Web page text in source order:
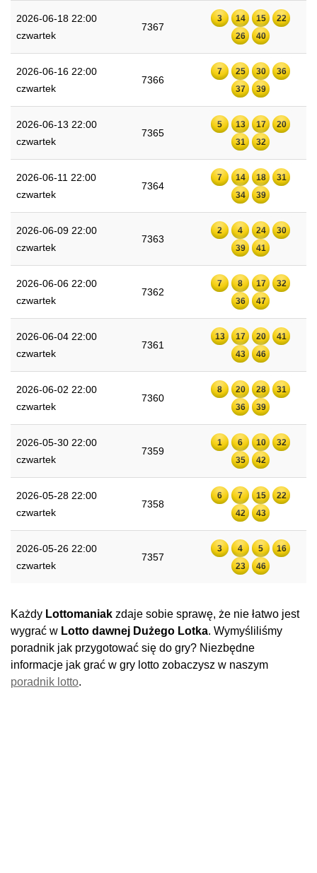
2026-06-18 22:00
czwartek
7367
3 14 15
22
26
40
2026-06-16 22:00
czwartek
7366
7 25 30
36
37
39
2026-06-13 22:00
czwartek
7365
5 13 17
20
31
32
2026-06-11 22:00
czwartek
7364
7 14 18
31
34
39
2026-06-09 22:00
czwartek
7363
2 4 24
30
39
41
2026-06-06 22:00
czwartek
7362
7 8 17
32
36
47
2026-06-04 22:00
czwartek
7361
13 17 20
41
43
46
2026-06-02 22:00
czwartek
7360
8 20 28
31
36
39
2026-05-30 22:00
czwartek
7359
1 6 10
32
35
42
2026-05-28 22:00
czwartek
7358
6 7 15
22
42
43
2026-05-26 22:00
czwartek
7357
3 4 5
16
23
46
Każdy Lottomaniak zdaje sobie sprawę, że nie łatwo jest
wygrać w Lotto dawnej Dużego Lotka. Wymyśliliśmy
poradnik jak przygotować się do gry? Niezbędne
informacje jak grać w gry lotto zobaczysz w naszym
poradnik lotto.